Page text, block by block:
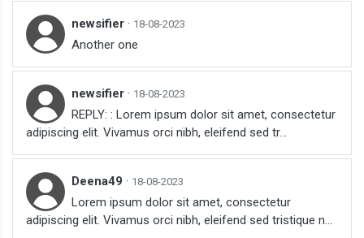
newsifier · 18-08-2023
Another one
newsifier · 18-08-2023
REPLY: : Lorem ipsum dolor sit amet, consectetur
adipiscing elit. Vivamus orci nibh, eleifend sed tr...
Deena49 · 18-08-2023
Lorem ipsum dolor sit amet, consectetur
adipiscing elit. Vivamus orci nibh, eleifend sed tristique n...